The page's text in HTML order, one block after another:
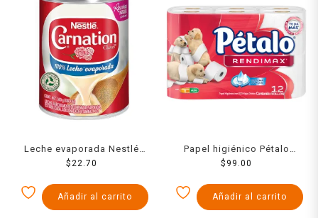
Leche evaporada Nestlé
Carnation Clavel 360 g
$ 22.70
Añadir al carrito
Papel higiénico Pétalo
Rendimax 12 rollos de 320
$ 99.00
Añadir al carrito